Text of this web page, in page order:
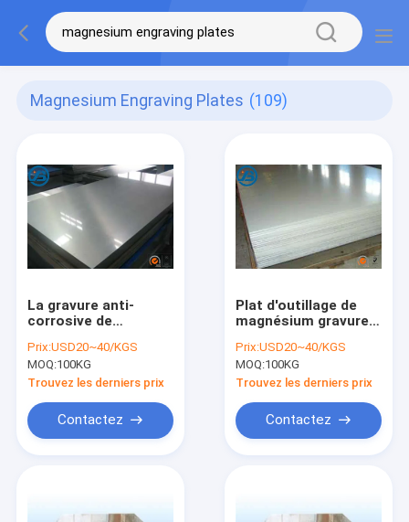
Magnesium Engraving Plates (109)
La gravure anti-
corrosive de
plaque gravure à
l'eau-forte rapide de
7mm
Prix:USD20~40/KGS
MOQ:100KG
Trouvez les derniers prix
Contactez
Plat d'outillage de
magnésium gravure à
AZ61-AZ80 pour
Flexography/graver
Prix:USD20~40/KGS
MOQ:100KG
Trouvez les derniers prix
Contactez